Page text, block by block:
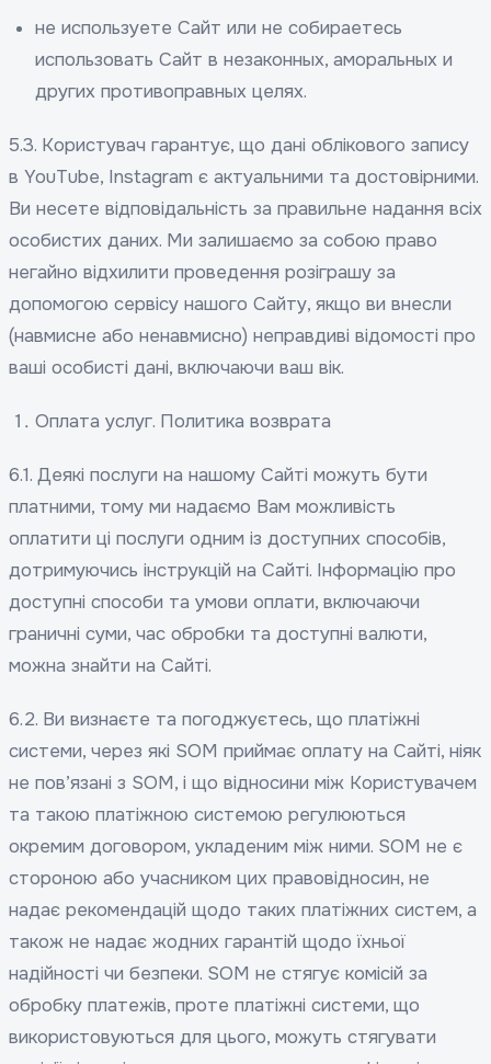
не используете Сайт или не собираетесь
использовать Сайт в незаконных, аморальных и
других противоправных целях.
5.3. Користувач гарантує, що дані облікового запису
в YouTube, Instagram є актуальними та достовірними.
Ви несете відповідальність за правильне надання всіх
особистих даних. Ми залишаємо за собою право
негайно відхилити проведення розіграшу за
допомогою сервісу нашого Сайту, якщо ви внесли
(навмисне або ненавмисно) неправдиві відомості про
ваші особисті дані, включаючи ваш вік.
Оплата услуг. Политика возврата
6.1. Деякі послуги на нашому Сайті можуть бути
платними, тому ми надаємо Вам можливість
оплатити ці послуги одним із доступних способів,
дотримуючись інструкцій на Сайті. Інформацію про
доступні способи та умови оплати, включаючи
граничні суми, час обробки та доступні валюти,
можна знайти на Сайті.
6.2. Ви визнаєте та погоджуєтесь, що платіжні
системи, через які SOM приймає оплату на Сайті, ніяк
не пов’язані з SOM, і що відносини між Користувачем
та такою платіжною системою регулюються
окремим договором, укладеним між ними. SOM не є
стороною або учасником цих правовідносин, не
надає рекомендацій щодо таких платіжних систем, а
також не надає жодних гарантій щодо їхньої
надійності чи безпеки. SOM не стягує комісій за
обробку платежів, проте платіжні системи, що
використовуються для цього, можуть стягувати